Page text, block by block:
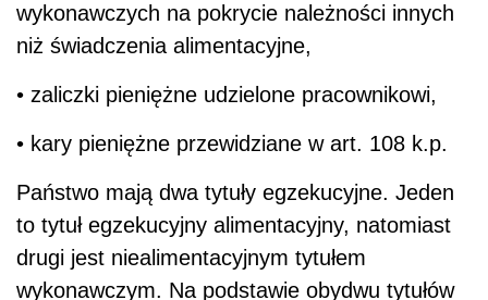
wykonawczych na pokrycie należności innych
niż świadczenia alimentacyjne,
• zaliczki pieniężne udzielone pracownikowi,
• kary pieniężne przewidziane w art. 108 k.p.
Państwo mają dwa tytuły egzekucyjne. Jeden
to tytuł egzekucyjny alimentacyjny, natomiast
drugi jest niealimentacyjnym tytułem
wykonawczym. Na podstawie obydwu tytułów